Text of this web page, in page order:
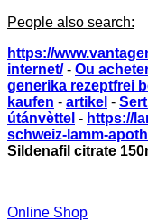
People also search:
https://
internet/- Ou
generika rezeptfrei
kaufen - artikel -
útánvèttel - https://
schweiz-lamm-
Sildenafil citrate
Online Shop